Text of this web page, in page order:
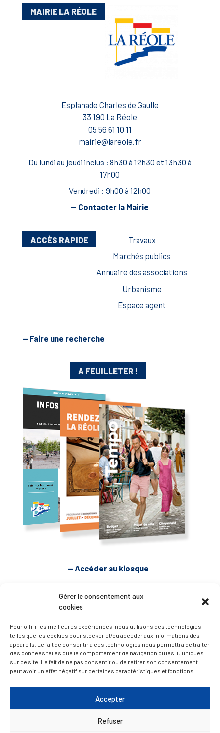
Gérer le consentement aux
cookies
Pour offrir les meilleures expériences, nous utilisons des technologies
telles que les cookies pour stocker et/ou accéder aux informations des
appareils. Le fait de consentir à ces technologies nous permettra de traiter
des données telles que le comportement de navigation ou les ID uniques
sur ce site. Le fait de ne pas consentir ou de retirer son consentement
peut avoir un effet négatif sur certaines caractéristiques et fonctions.
Accepter
Refuser
MAIRIE LA RÉOLE
Esplanade Charles de Gaulle
33 190 La Réole
05 56 61 10 11
mairie@lareole.fr
Du lundi au jeudi inclus : 8h30 à 12h30 et 13h30 à
17h00
Vendredi : 9h00 à 12h00
— Contacter la Mairie
ACCÈS RAPIDE
Travaux
Marchés publics
Annuaire des associations
Urbanisme
Espace agent
— Faire une recherche
A FEUILLETER !
— Accéder au kiosque
D’ART ET D’HISTOIRE
— Découvrir et visiter